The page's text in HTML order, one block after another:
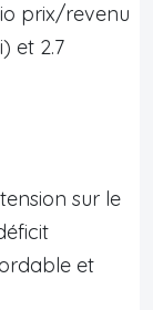
prix/revenu
et 2.7
sur le
et